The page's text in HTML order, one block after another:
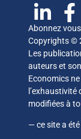
Abonnez
Copyrights ©
Les
auteurs et
Economics
modifiées à
— ce site a